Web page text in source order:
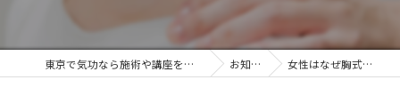
東京で気功なら施術や講座を行う気功サロン お知らせ 女性はなぜ胸式呼吸なのか